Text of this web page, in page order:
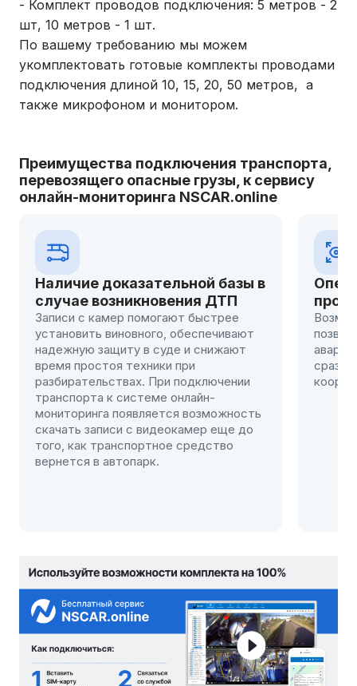
- Комплект проводов подключения: 5 метров - 2
шт, 10 метров - 1 шт.
По вашему требованию мы можем
укомплектовать готовые комплекты проводами
подключения длиной 10, 15, 20, 50 метров, а
также микрофоном и монитором.
Преимущества подключения транспорта,
перевозящего опасные грузы, к сервису
онлайн-мониторинга NSCAR.online
базы в
еще до
Оперативное реагирование на
происшествия
Возможность удаленного контроля
позволяет быстро реагировать на
аварии. Например, диспетчер может
сразу же отправить помощь по точным
координатам автомобиля.